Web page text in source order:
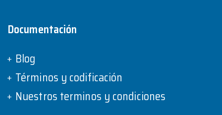
Documentación
Blog
Términos y codificación
Nuestros terminos y condiciones